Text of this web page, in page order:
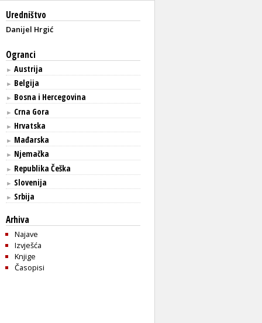
Uredništvo
Danijel Hrgić
Ogranci
► Austrija
► Belgija
► Bosna i Hercegovina
► Crna Gora
► Hrvatska
► Mađarska
► Njemačka
► Republika Češka
► Slovenija
► Srbija
Arhiva
Najave
Izvješća
Knjige
Časopisi